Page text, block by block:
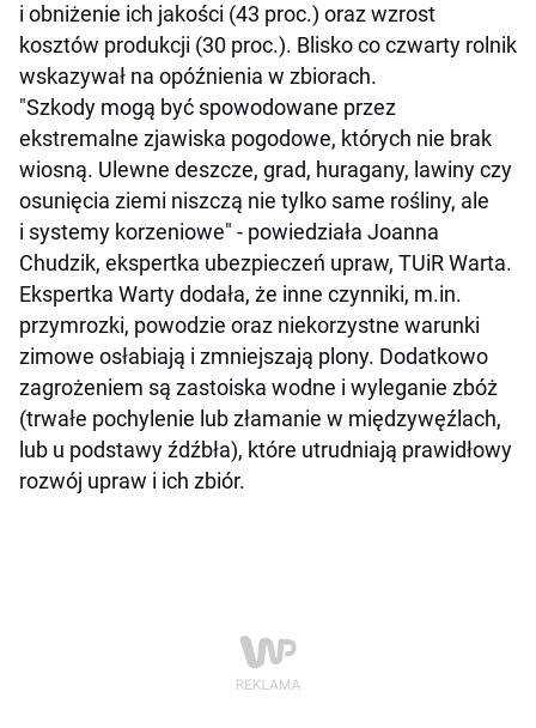
i obniżenie ich jakości (43 proc.) oraz wzrost
kosztów produkcji (30 proc.). Blisko co czwarty rolnik
wskazywał na opóźnienia w zbiorach.
"Szkody mogą być spowodowane przez
ekstremalne zjawiska pogodowe, których nie brak
wiosną. Ulewne deszcze, grad, huragany, lawiny czy
osunięcia ziemi niszczą nie tylko same rośliny, ale
i systemy korzeniowe" - powiedziała Joanna
Chudzik, ekspertka ubezpieczeń upraw, TUiR Warta.
Ekspertka Warty dodała, że inne czynniki, m.in.
przymrozki, powodzie oraz niekorzystne warunki
zimowe osłabiają i zmniejszają plony. Dodatkowo
zagrożeniem są zastoiska wodne i wyleganie zbóż
(trwałe pochylenie lub złamanie w międzywęźlach,
lub u podstawy źdźbła), które utrudniają prawidłowy
rozwój upraw i ich zbiór.